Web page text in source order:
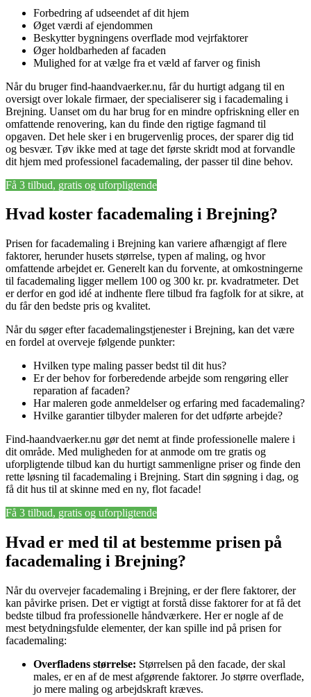
Forbedring af udseendet af dit hjem
Øget værdi af ejendommen
Beskytter bygningens overflade mod vejrfaktorer
Øger holdbarheden af facaden
Mulighed for at vælge fra et væld af farver og finish
Når du bruger find-haandvaerker.nu, får du hurtigt adgang til en
oversigt over lokale firmaer, der specialiserer sig i facademaling i
Brejning. Uanset om du har brug for en mindre opfriskning eller en
omfattende renovering, kan du finde den rigtige fagmand til
opgaven. Det hele sker i en brugervenlig proces, der sparer dig tid
og besvær. Tøv ikke med at tage det første skridt mod at forvandle
dit hjem med professionel facademaling, der passer til dine behov.
Få 3 tilbud, gratis og uforpligtende
Hvad koster facademaling i Brejning?
Prisen for facademaling i Brejning kan variere afhængigt af flere
faktorer, herunder husets størrelse, typen af maling, og hvor
omfattende arbejdet er. Generelt kan du forvente, at omkostningerne
til facademaling ligger mellem 100 og 300 kr. pr. kvadratmeter. Det
er derfor en god idé at indhente flere tilbud fra fagfolk for at sikre, at
du får den bedste pris og kvalitet.
Når du søger efter facademalingstjenester i Brejning, kan det være
en fordel at overveje følgende punkter:
Hvilken type maling passer bedst til dit hus?
Er der behov for forberedende arbejde som rengøring eller
reparation af facaden?
Har maleren gode anmeldelser og erfaring med facademaling?
Hvilke garantier tilbyder maleren for det udførte arbejde?
Find-haandvaerker.nu gør det nemt at finde professionelle malere i
dit område. Med muligheden for at anmode om tre gratis og
uforpligtende tilbud kan du hurtigt sammenligne priser og finde den
rette løsning til facademaling i Brejning. Start din søgning i dag, og
få dit hus til at skinne med en ny, flot facade!
Få 3 tilbud, gratis og uforpligtende
Hvad er med til at bestemme prisen på
facademaling i Brejning?
Når du overvejer facademaling i Brejning, er der flere faktorer, der
kan påvirke prisen. Det er vigtigt at forstå disse faktorer for at få det
bedste tilbud fra professionelle håndværkere. Her er nogle af de
mest betydningsfulde elementer, der kan spille ind på prisen for
facademaling:
Overfladens størrelse: Størrelsen på den facade, der skal
males, er en af de mest afgørende faktorer. Jo større overflade,
jo mere maling og arbejdskraft kræves.